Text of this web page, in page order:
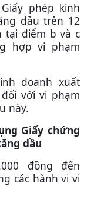
phép kinh
dầu trên 12
tại điểm b và c
hợp vi phạm
doanh xuất
với vi phạm
này.
Giấy chứng
dầu
đồng đến
các hành vi vi